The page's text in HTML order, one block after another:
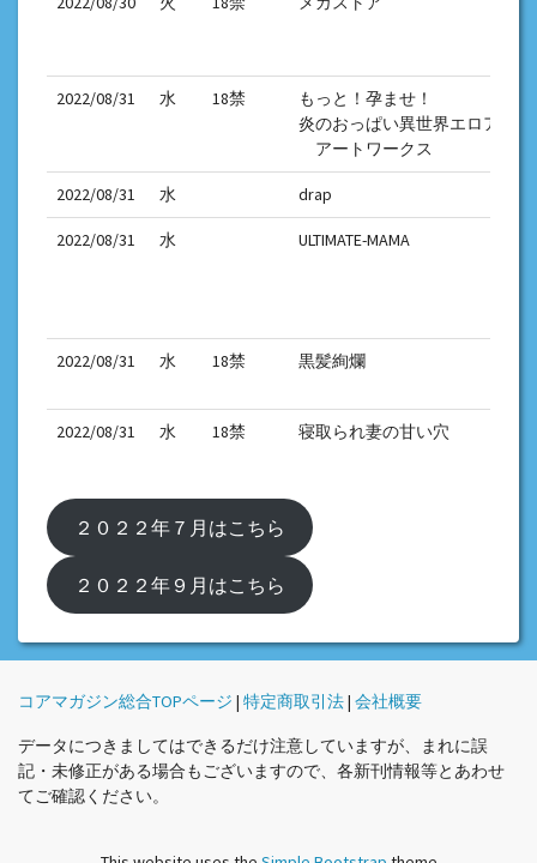
2022/08/31 水 18禁
もっと！孕ませ！
炎のおっぱい異世界エロアプ
アートワークス
2022/08/31 水 drap
2022/08/31 水 ULTIMATE-MAMA
2022/08/31 水 18禁 黒髪絢爛
2022/08/31 水 18禁 寝取られ妻の甘い穴
２０２２年７月はこちら
２０２２年９月はこちら
コアマガジン総合TOPページ | 特定商取引法| 会社概要
データにつきましてはできるだけ注意していますが、まれに誤
記・未修正がある場合もございますので、各新刊情報等とあわせ
てご確認ください。